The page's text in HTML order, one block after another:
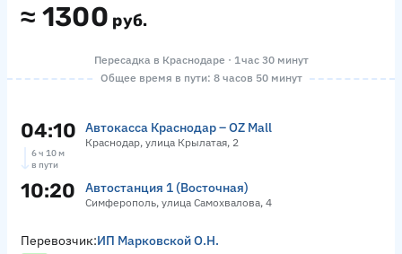
≈ 1300 руб.
Пересадка в Краснодаре · 1 час 30 минут
Общее время в пути: 8 часов 50 минут
04:10 Автокасса Краснодар – OZ Mall
Краснодар, улица Крылатая, 2
6 ч 10 м
в пути
10:20 Автостанция 1 (Восточная)
Симферополь, улица Самохвалова, 4
Перевозчик:ИП Марковской О.Н.